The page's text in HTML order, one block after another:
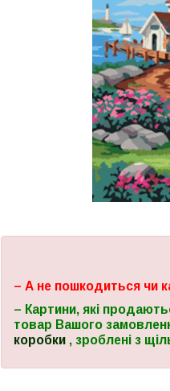
– А не пошкодиться чи
– Картини, які
товар Вашого
коробки , зроблені з